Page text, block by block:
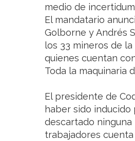
medio de
El mandatario
Golborne y Andrés
los 33 mineros de la
quienes cuentan
Toda la maquinaria
El presidente de
haber sido inducido
descartado
trabajadores